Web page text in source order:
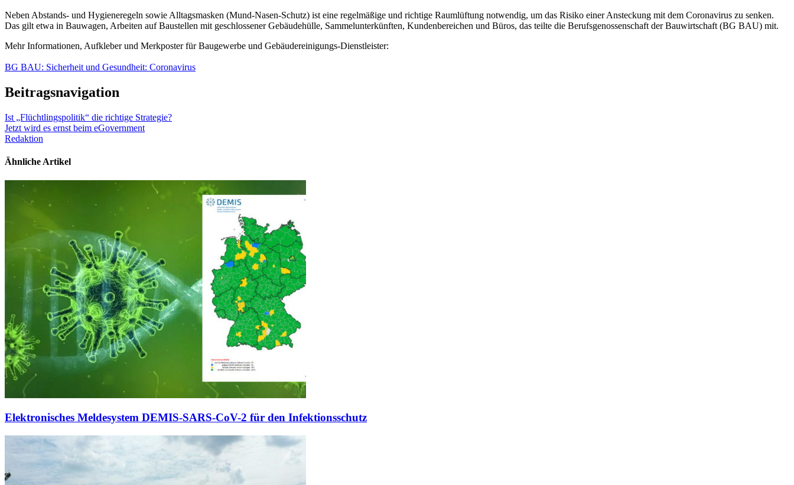
Neben Abstands- und Hygieneregeln sowie Alltagsmasken (Mund-Nasen-Schutz) ist eine regelmäßige und richtige Raumlüftung notwendig, um das Risiko einer Ansteckung mit dem Coronavirus zu senken.
Das gilt etwa in Bauwagen, Arbeiten auf Baustellen mit geschlossener Gebäudehülle, Sammelunterkünften, Kundenbereichen und Büros, das teilte die Berufsgenossenschaft der Bauwirtschaft (BG BAU) mit.
Mehr Informationen, Aufkleber und Merkposter für Baugewerbe und Gebäudereinigungs-Dienstleister:
BG BAU: Sicherheit und Gesundheit: Coronavirus
Beitragsnavigation
Ist „Flüchtlingspolitik“ die richtige Strategie?
Jetzt wird es ernst beim eGovernment
Redaktion
Ähnliche Artikel
Elektronisches Meldesystem DEMIS-SARS-CoV-2 für den Infektionsschutz